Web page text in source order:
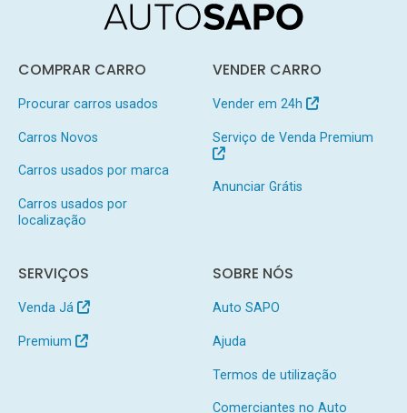
COMPRAR CARRO
Procurar carros usados
Carros Novos
Carros usados por marca
Carros usados por
localização
VENDER CARRO
Vender em 24h
Serviço de Venda Premium
Anunciar Grátis
SERVIÇOS
Venda Já
Premium
SOBRE NÓS
Auto SAPO
Ajuda
Termos de utilização
Comerciantes no Auto